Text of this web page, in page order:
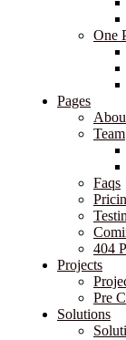
One
Pages
Team
Faqs
404
Projects
Pre
Solutions